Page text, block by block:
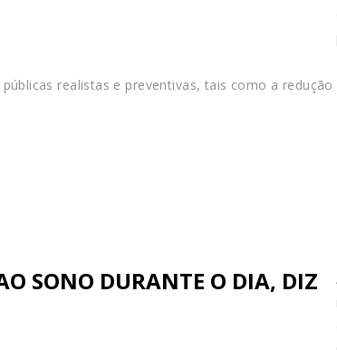
realistas e preventivas, tais como a
SONO DURANTE O DIA, DIZ